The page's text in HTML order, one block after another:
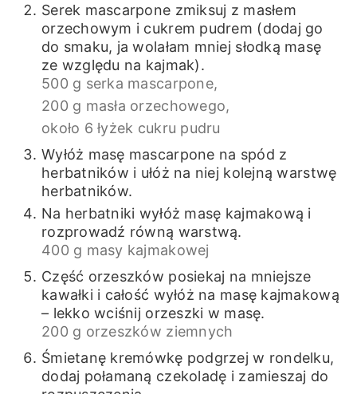
Serek mascarpone zmiksuj z masłem
orzechowym i cukrem pudrem (dodaj go
do smaku, ja wolałam mniej słodką masę
ze względu na kajmak).
500 g serka mascarpone,
200 g masła orzechowego,
około 6 łyżek cukru pudru
Wyłóż masę mascarpone na spód z
herbatników i ułóż na niej kolejną warstwę
herbatników.
Na herbatniki wyłóż masę kajmakową i
rozprowadź równą warstwą.
400 g masy kajmakowej
Część orzeszków posiekaj na mniejsze
kawałki i całość wyłóż na masę kajmakową
– lekko wciśnij orzeszki w masę.
200 g orzeszków ziemnych
Śmietanę kremówkę podgrzej w rondelku,
dodaj połamaną czekoladę i zamieszaj do